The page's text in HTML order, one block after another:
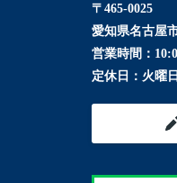
〒465-0025
愛知県名古屋
営業時間：
定休日： 火曜